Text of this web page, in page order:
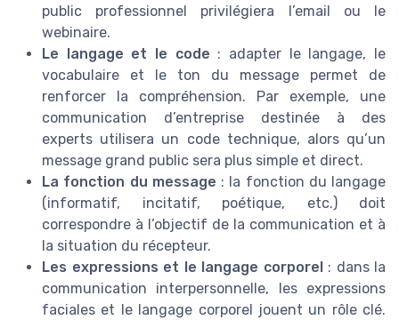
public professionnel privilégiera l’email ou le
webinaire.
Le langage et le code : adapter le langage, le
vocabulaire et le ton du message permet de
renforcer la compréhension. Par exemple, une
communication d’entreprise destinée à des
experts utilisera un code technique, alors qu’un
message grand public sera plus simple et direct.
La fonction du message : la fonction du langage
(informatif, incitatif, poétique, etc.) doit
correspondre à l’objectif de la communication et à
la situation du récepteur.
Les expressions et le langage corporel: dans la
communication interpersonnelle, les expressions
faciales et le langage corporel jouent un rôle clé.